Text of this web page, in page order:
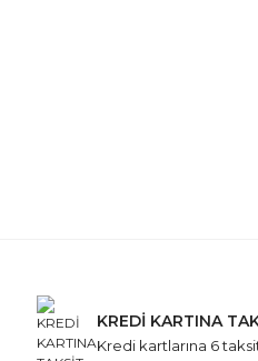
KREDİ KARTINA
Kredi kartlarına 6